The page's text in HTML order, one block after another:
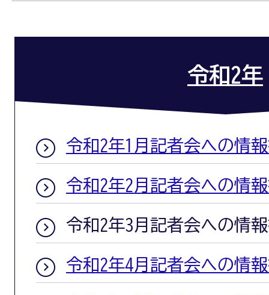
令和2年
令和2年1月記者会への情
令和2年2月記者会への情
令和2年3月記者会への情
令和2年4月記者会への情